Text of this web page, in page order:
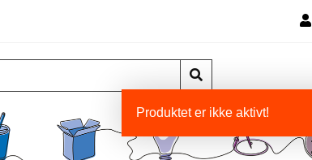
Produktet er ikke aktivt!